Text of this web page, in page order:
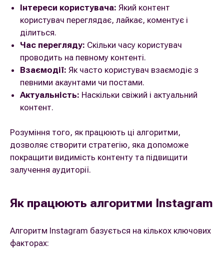
Інтереси користувача: Який контент
користувач переглядає, лайкає, коментує і
ділиться.
Час перегляду: Скільки часу користувач
проводить на певному контенті.
Взаємодії: Як часто користувач взаємодіє з
певними акаунтами чи постами.
Актуальність: Наскільки свіжий і актуальний
контент.
Розуміння того, як працюють ці алгоритми,
дозволяє створити стратегію, яка допоможе
покращити видимість контенту та підвищити
залучення аудиторії.
Як працюють алгоритми Instagram
Алгоритм Instagram базується на кількох ключових
факторах: